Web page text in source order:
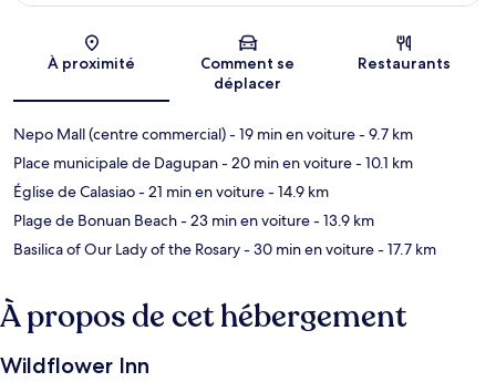
Carte
À proximité
Comment se
déplacer
Restaurants
Nepo Mall (centre commercial)- 19 min en voiture- 9.7 km
Place municipale de Dagupan- 20 min en voiture- 10.1 km
Église de Calasiao- 21 min en voiture- 14.9 km
Plage de Bonuan Beach- 23 min en voiture- 13.9 km
Basilica of Our Lady of the Rosary- 30 min en voiture- 17.7 km
À propos de cet hébergement
Wildflower Inn